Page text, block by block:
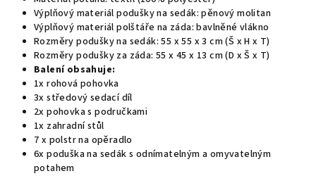
Výplňový materiál podušky na sedák: pěnový molitan
Výplňový materiál polštáře na záda: bavlněné vlákno
Rozměry podušky na sedák: 55 x 55 x 3 cm (Š x H x T)
Rozměry podušky za záda: 55 x 45 x 13 cm (D x Š x T)
Balení obsahuje:
1x rohová pohovka
3x středový sedací díl
2x pohovka s područkami
1x zahradní stůl
7 x polstr na opěradlo
6x poduška na sedák s odnímatelným a omyvatelným
potahem